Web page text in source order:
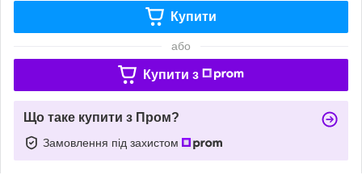
Купити
або
Купити з
Що таке купити з Пром?
Замовлення під захистом